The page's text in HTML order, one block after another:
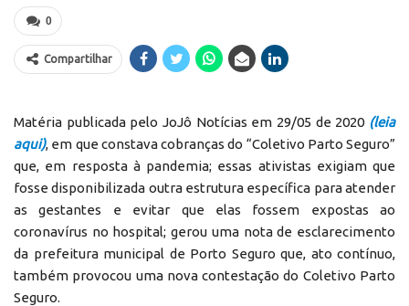
0
Compartilhar
Matéria publicada pelo JoJô Notícias em 29/05 de 2020 (leia
aqui), em que constava cobranças do “Coletivo Parto Seguro”
que, em resposta à pandemia; essas ativistas exigiam que
fosse disponibilizada outra estrutura específica para atender
as gestantes e evitar que elas fossem expostas ao
coronavírus no hospital; gerou uma nota de esclarecimento
da prefeitura municipal de Porto Seguro que, ato contínuo,
também provocou uma nova contestação do Coletivo Parto
Seguro.